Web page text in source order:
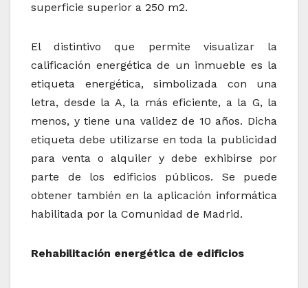
superficie superior a 250 m2.
El distintivo que permite visualizar la
calificación energética de un inmueble es la
etiqueta energética, simbolizada con una
letra, desde la A, la más eficiente, a la G, la
menos, y tiene una validez de 10 años. Dicha
etiqueta debe utilizarse en toda la publicidad
para venta o alquiler y debe exhibirse por
parte de los edificios públicos. Se puede
obtener también en la aplicación informática
habilitada por la Comunidad de Madrid.
Rehabilitación energética de edificios